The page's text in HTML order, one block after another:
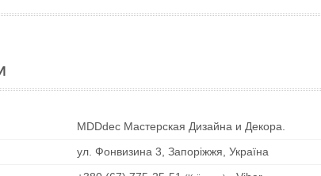
MDDdec Мастерская Дизайна и Декора.
ул. Фонвизина 3, Запоріжжя, Україна